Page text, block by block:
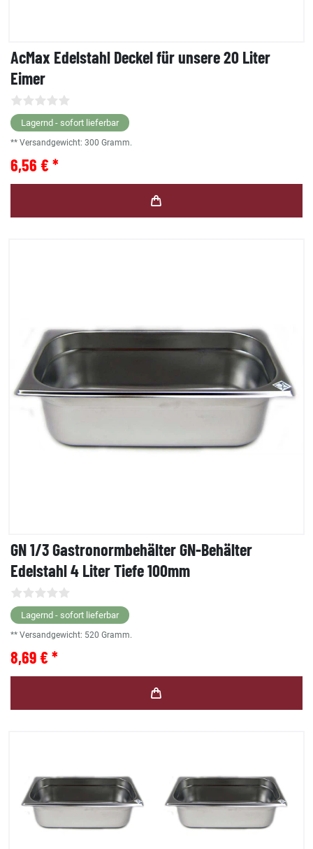
AcMax Edelstahl Deckel für unsere 20 Liter
Eimer
Lagernd - sofort lieferbar
** Versandgewicht: 300 Gramm.
6,56 € *
GN 1/3 Gastronormbehälter GN-Behälter
Edelstahl 4 Liter Tiefe 100mm
Lagernd - sofort lieferbar
** Versandgewicht: 520 Gramm.
8,69 € *